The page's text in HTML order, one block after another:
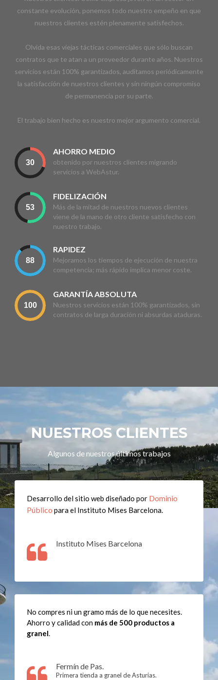
constante evolución, ponemos todo nuestro empeño en que
nuestros clientes estén plenamente satisfechos.
Olvida esas viejas tácticas comerciales que sólo buscan
contratos que te atan a un proveedor durante años. Nuestros
servicios están 100% garantizados, auditamos periódicamente
la satisfacción de nuestros clientes y sin ningún compromiso
de permanencia por su parte.
El trabajo bien hecho es nuestro mejor argumento comercial.
AHORRO MEDIO
obtenido por nuestros clientes migrando
servicios a WebAstur.
FIDELIZACIÓN
Más de la mitad de nuestros nuevos clientes
viene de la mano de otro cliente satisfecho con
nuestro trabajo.
RAPIDEZ
Mejoramos los tiempos de ejecución de nuestra
competencia; más rápido implica menor coste.
GARANTÍA ABSOLUTA
Nuestros servicios están 100% garantizados, sin
contratos de larga duración ni absurdas ataduras.
NUESTROS CLIENTES
Algunos de nuestros últimos trabajos
Desarrollo del sitio web diseñado por Dominio
Público para el Instituto Mises Barcelona.
Instituto Mises Barcelona
No compres ni un gramo más de lo que necesites.
Ahorro y calidad con más de 500 productos a
granel.
Fermín de Pas.
Primera tienda a granel de Asturias.